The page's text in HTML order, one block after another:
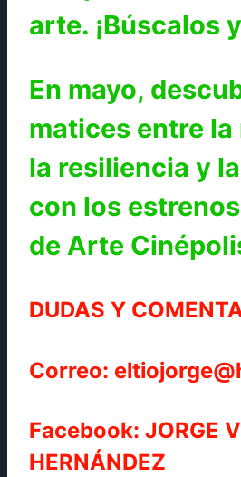
arte. ¡Búscalos
En mayo,
matices entre la
la resiliencia y
con los
de Arte
DUDAS Y
Correo:
Facebook: JORGE
HERNÁNDEZ